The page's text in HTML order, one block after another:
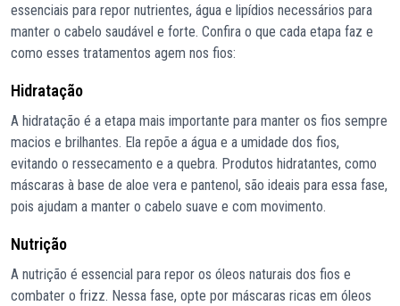
essenciais para repor nutrientes, água e lipídios necessários para
manter o cabelo saudável e forte. Confira o que cada etapa faz e
como esses tratamentos agem nos fios:
Hidratação
A hidratação é a etapa mais importante para manter os fios sempre
macios e brilhantes. Ela repõe a água e a umidade dos fios,
evitando o ressecamento e a quebra. Produtos hidratantes, como
máscaras à base de aloe vera e pantenol, são ideais para essa fase,
pois ajudam a manter o cabelo suave e com movimento.
Nutrição
A nutrição é essencial para repor os óleos naturais dos fios e
combater o frizz. Nessa fase, opte por máscaras ricas em óleos